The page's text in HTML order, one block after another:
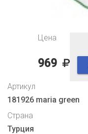
Цена
969
Артикул
181926 maria green
Страна
Турция